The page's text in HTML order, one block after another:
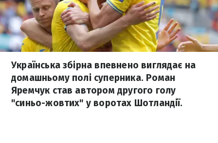
Українська збірна впевнено виглядає на
домашньому полі суперника. Роман
Яремчук став автором другого голу
"синьо-жовтих" у воротах Шотландії.